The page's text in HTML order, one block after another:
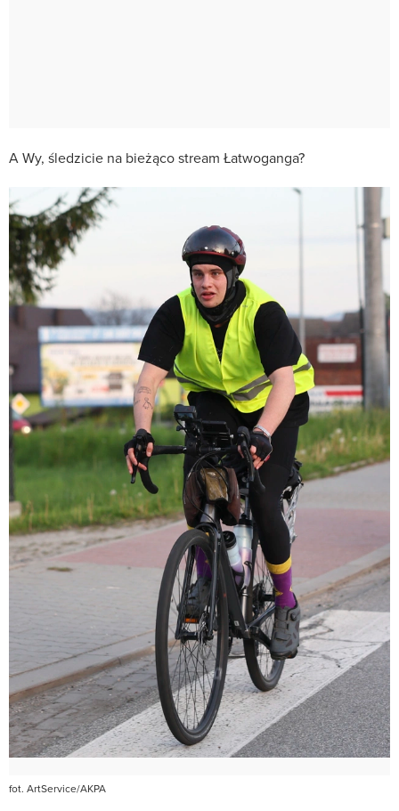
A Wy, śledzicie na bieżąco stream Łatwoganga?
fot. ArtService/AKPA